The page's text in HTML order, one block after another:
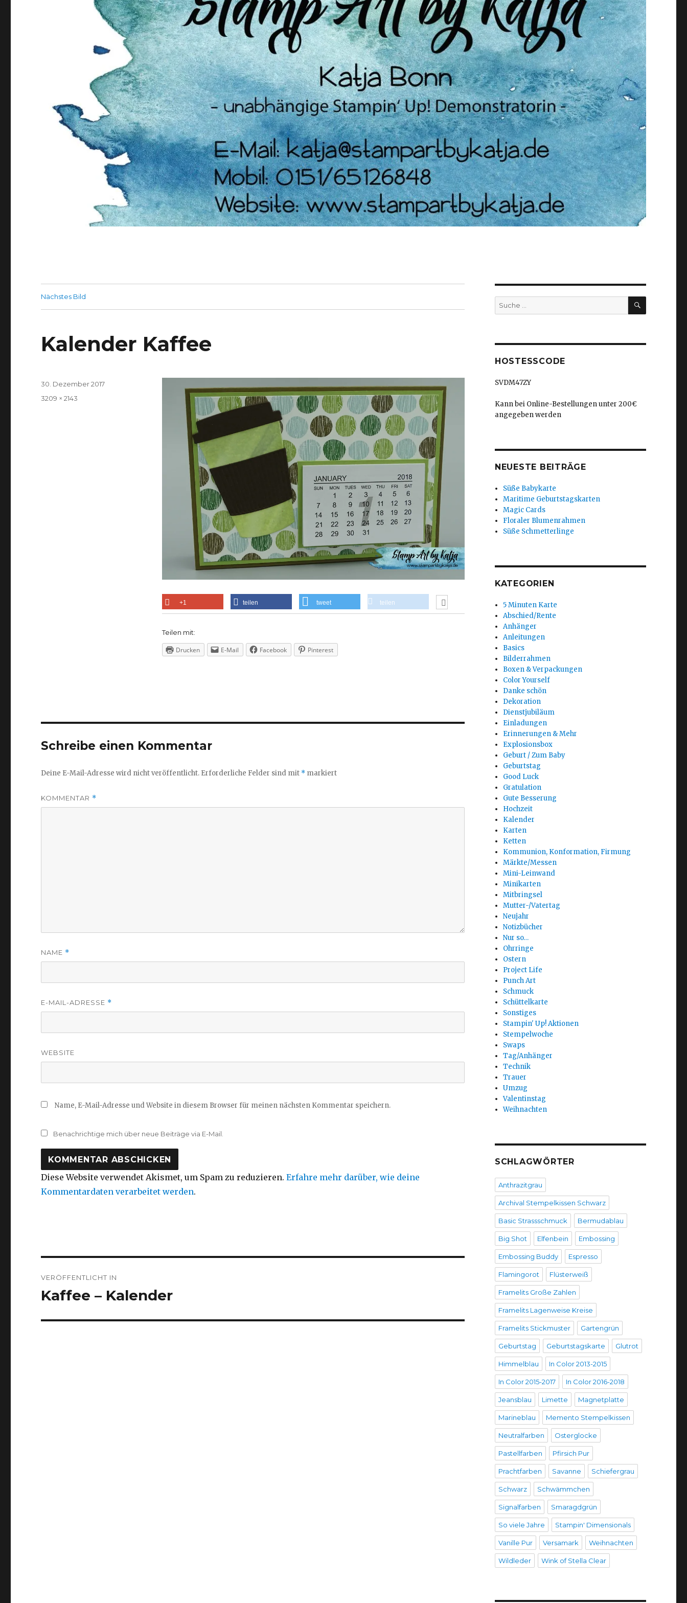
Nächstes Bild
Kalender Kaffee
+1 teilen tweet teilen
Teilen mit:
Drucken E-Mail Facebook Pinterest
Veröffentlicht
30. Dezember 2017
Volle
3209 × 2143
Schreibe einen Kommentar
Deine E-Mail-Adresse wird nicht veröffentlicht. Erforderliche Felder sind mit * markiert
KOMMENTAR *
NAME *
E-MAIL-ADRESSE *
WEBSITE
Name, E-Mail-Adresse und Website in diesem Browser für meinen nächsten Kommentar speichern.
Benachrichtige mich über neue Beiträge via E-Mail.
Diese Website verwendet Akismet, um Spam zu reduzieren.Erfahre mehr darüber, wie deine
Kommentardaten verarbeitet werden.
VERÖFFENTLICHT IN
Kaffee – Kalender
Suche
nach:
SUCHEN
HOSTESSCODE
SVDM47ZY
Kann bei Online-Bestellungen unter 200€
angegeben werden
NEUESTE BEITRÄGE
Süße Babykarte
Maritime Geburtstagskarten
Magic Cards
Floraler Blumenrahmen
Süße Schmetterlinge
KATEGORIEN
5 Minuten Karte
Abschied/Rente
Anhänger
Anleitungen
Basics
Bilderrahmen
Boxen & Verpackungen
Color Yourself
Danke schön
Dekoration
Dienstjubiläum
Einladungen
Erinnerungen & Mehr
Explosionsbox
Geburt / Zum Baby
Geburtstag
Good Luck
Gratulation
Gute Besserung
Hochzeit
Kalender
Karten
Ketten
Kommunion, Konformation, Firmung
Märkte/Messen
Mini-Leinwand
Minikarten
Mitbringsel
Mutter-/Vatertag
Neujahr
Notizbücher
Nur so…
Ohrringe
Ostern
Project Life
Punch Art
Schmuck
Schüttelkarte
Sonstiges
Stampin' Up! Aktionen
Stempelwoche
Swaps
Tag/Anhänger
Technik
Trauer
Umzug
Valentinstag
Weihnachten
SCHLAGWÖRTER
Anthrazitgrau
Archival Stempelkissen Schwarz
Basic Strassschmuck Bermudablau
Big Shot Elfenbein Embossing
Embossing Buddy Espresso
Flamingorot Flüsterweiß
Framelits Große Zahlen
Framelits Lagenweise Kreise
Framelits Stickmuster Gartengrün
Geburtstag Geburtstagskarte Glutrot
Himmelblau In Color 2013-2015
In Color 2015-2017 In Color 2016-2018
Jeansblau Limette Magnetplatte
Marineblau Memento Stempelkissen
Neutralfarben Osterglocke
Pastellfarben Pfirsich Pur
Prachtfarben Savanne Schiefergrau
Schwarz Schwämmchen
Signalfarben Smaragdgrün
So viele Jahre Stampin' Dimensionals
Vanille Pur Versamark Weihnachten
Wildleder Wink of Stella Clear